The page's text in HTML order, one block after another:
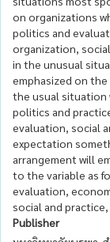
on organizations
politics and
organization,
in the unusual
emphasized on
the usual situation
politics and
evaluation, social
expectation
arrangement will
to the variable as
evaluation,
social and
Publisher